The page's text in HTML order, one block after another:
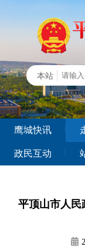
鹰城快讯
政民互动
平顶山市人民